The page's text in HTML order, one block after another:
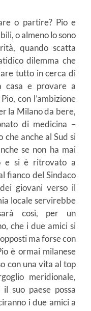
o partire? Pio e
o almeno lo sono
quando scatta
dilemma che
tutto in cerca di
casa e provare a
con l’ambizione
la Milano da bere,
di medicina –
anche al Sud si
se non ha mai
e si è ritrovato a
fianco del Sindaco
giovani verso il
locale servirebbe
così, per un
che i due amici si
ma forse con
è ormai milanese
con una vita al top
meridionale,
suo paese possa
i due amici a